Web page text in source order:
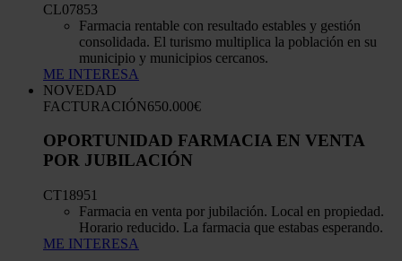
CL07853
Farmacia rentable con resultado estables y gestión
consolidada. El turismo multiplica la población en su
municipio y municipios cercanos.
ME INTERESA
NOVEDAD
FACTURACIÓN650.000€
OPORTUNIDAD FARMACIA EN VENTA
POR JUBILACIÓN
CT18951
Farmacia en venta por jubilación. Local en propiedad.
Horario reducido. La farmacia que estabas esperando.
ME INTERESA